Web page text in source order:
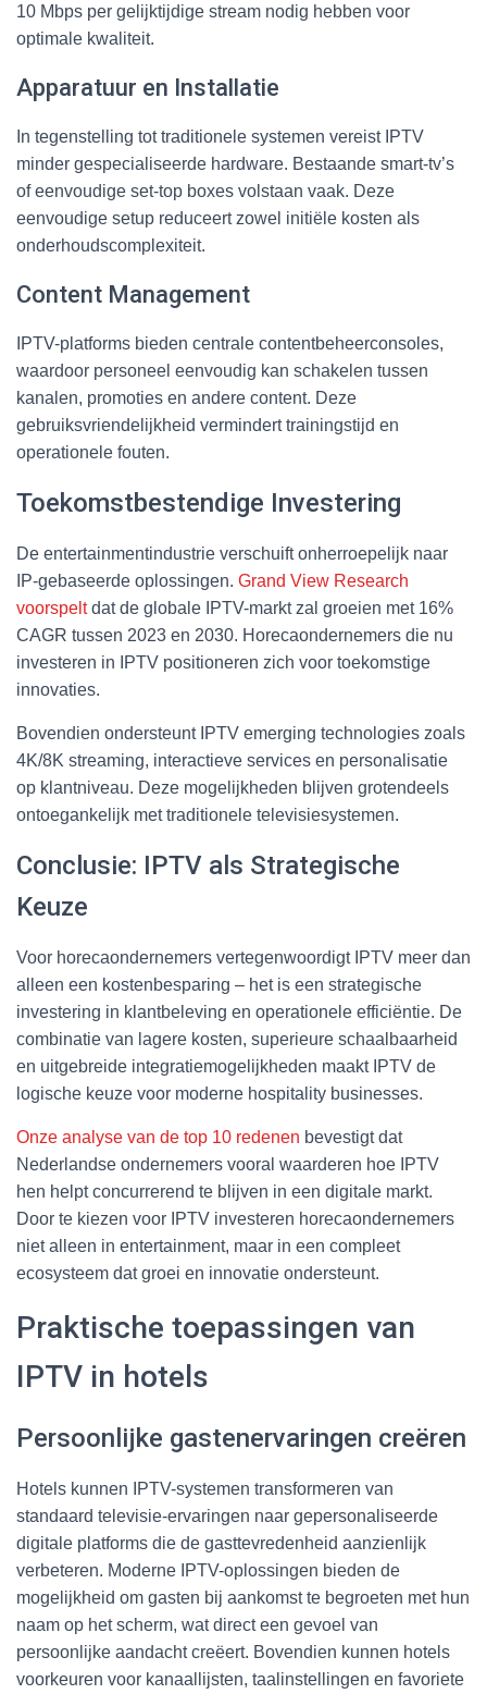
10 Mbps per gelijktijdige stream nodig hebben voor
optimale kwaliteit.
Apparatuur en Installatie
In tegenstelling tot traditionele systemen vereist IPTV
minder gespecialiseerde hardware. Bestaande smart-tv’s
of eenvoudige set-top boxes volstaan vaak. Deze
eenvoudige setup reduceert zowel initiële kosten als
onderhoudscomplexiteit.
Content Management
IPTV-platforms bieden centrale contentbeheerconsoles,
waardoor personeel eenvoudig kan schakelen tussen
kanalen, promoties en andere content. Deze
gebruiksvriendelijkheid vermindert trainingstijd en
operationele fouten.
Toekomstbestendige Investering
De entertainmentindustrie verschuift onherroepelijk naar
IP-gebaseerde oplossingen. Grand View Research
voorspeltdat de globale IPTV-markt zal groeien met 16%
CAGR tussen 2023 en 2030. Horecaondernemers die nu
investeren in IPTV positioneren zich voor toekomstige
innovaties.
Bovendien ondersteunt IPTV emerging technologies zoals
4K/8K streaming, interactieve services en personalisatie
op klantniveau. Deze mogelijkheden blijven grotendeels
ontoegankelijk met traditionele televisiesystemen.
Conclusie: IPTV als Strategische
Keuze
Voor horecaondernemers vertegenwoordigt IPTV meer dan
alleen een kostenbesparing – het is een strategische
investering in klantbeleving en operationele efficiëntie. De
combinatie van lagere kosten, superieure schaalbaarheid
en uitgebreide integratiemogelijkheden maakt IPTV de
logische keuze voor moderne hospitality businesses.
Onze analyse van de top 10 redenen bevestigt dat
Nederlandse ondernemers vooral waarderen hoe IPTV
hen helpt concurrerend te blijven in een digitale markt.
Door te kiezen voor IPTV investeren horecaondernemers
niet alleen in entertainment, maar in een compleet
ecosysteem dat groei en innovatie ondersteunt.
Praktische toepassingen van
IPTV in hotels
Persoonlijke gastenervaringen creëren
Hotels kunnen IPTV-systemen transformeren van
standaard televisie-ervaringen naar gepersonaliseerde
digitale platforms die de gasttevredenheid aanzienlijk
verbeteren. Moderne IPTV-oplossingen bieden de
mogelijkheid om gasten bij aankomst te begroeten met hun
naam op het scherm, wat direct een gevoel van
persoonlijke aandacht creëert. Bovendien kunnen hotels
voorkeuren voor kanaallijsten, taalinstellingen en favoriete